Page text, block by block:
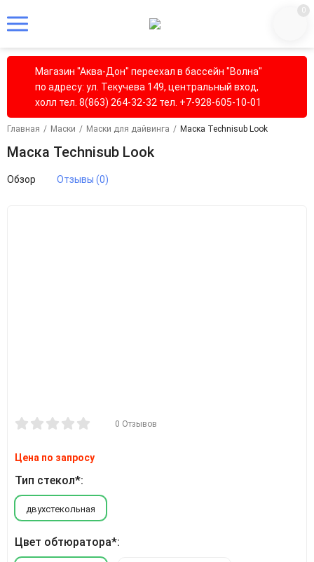
0
Магазин "Аква-Дон" переехал в бассейн "Волна"
по адресу: ул. Текучева 149, центральный вход,
холл тел. 8(863) 264-32-32 тел. +7-928-605-10-01
Главная / Маски / Маски для дайвинга / Маска Technisub Look
Маска Technisub Look
Обзор Отзывы (0)
0 Отзывов
Цена по запросу
Тип стекол*:
двухстекольная
Цвет обтюратора*: